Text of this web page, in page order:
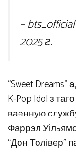
–
2025 г.
“Sweet Dreams”
K-Pop Idol з
ваенную
Фаррэл
“Дон Толівер”